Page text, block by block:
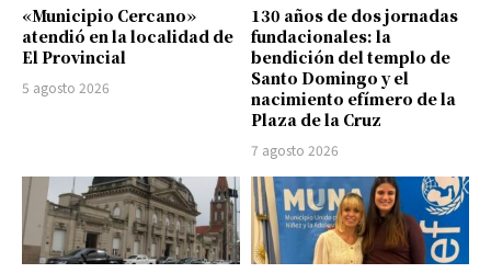
«Municipio Cercano»
atendió en la localidad de
El Provincial
5 agosto 2026
130 años de dos jornadas
fundacionales: la
bendición del templo de
Santo Domingo y el
nacimiento efímero de la
Plaza de la Cruz
7 agosto 2026